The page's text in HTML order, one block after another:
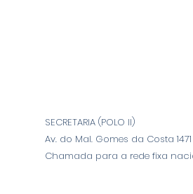
SECRETARIA (POLO II)
Av. do Mal. Gomes da Costa
Chamada para a rede fixa